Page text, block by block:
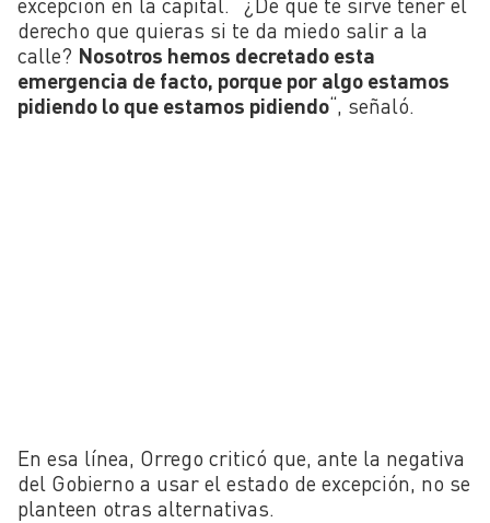
derecho que quieras si te da miedo salir a la
calle? Nosotros hemos decretado esta
emergencia de facto, porque por algo estamos
pidiendo lo que estamos pidiendo“, señaló.
En esa línea, Orrego criticó que, ante la negativa
del Gobierno a usar el estado de excepción, no se
planteen otras alternativas.